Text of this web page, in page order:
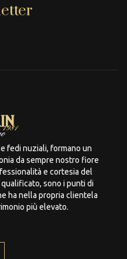
fedi nuziali, formano un
da sempre nostro fiore
e cortesia del
sono i punti di
ha nella propria clientela
più elevato.